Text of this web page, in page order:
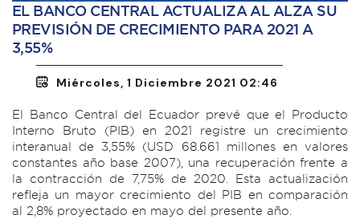
EL BANCO CENTRAL ACTUALIZA AL ALZA SU
PREVISIÓN DE CRECIMIENTO PARA 2021 A
3,55%
Miércoles, 1 Diciembre 2021 02:46
El Banco Central del Ecuador prevé que el Producto
Interno Bruto (PIB) en 2021 registre un crecimiento
interanual de 3,55% (USD 68.661 millones en valores
constantes año base 2007), una recuperación frente a
la contracción de 7,75% de 2020. Esta actualización
refleja un mayor crecimiento del PIB en comparación
al 2,8% proyectado en mayo del presente año.